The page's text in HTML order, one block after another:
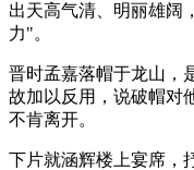
出天高气清、明丽雄阔
力"。
晋时孟嘉落帽于龙山，
故加以反用，说破帽对
不肯离开。
下片就涵辉楼上宴席，